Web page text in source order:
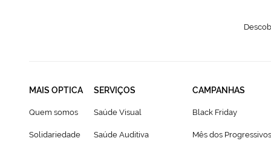
MAIS OPTICA
Quem somos
Solidariedade
SERVIÇOS
Saúde Visual
Saúde Auditiva
CAMPANHAS
Black Friday
Mês dos Progressivos